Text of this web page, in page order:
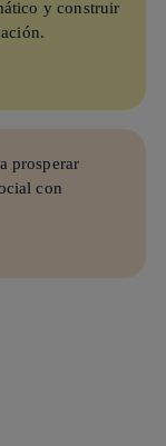
y construir
prosperar
con